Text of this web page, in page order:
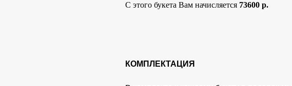
С этого букета Вам начисляется 73600 р.
КОМПЛЕКТАЦИЯ